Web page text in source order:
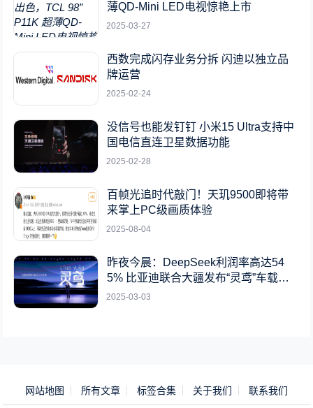
薄QD-Mini LED电视惊艳上市
2025-03-27
西数完成闪存业务分拆 闪迪以独立品
牌运营
2025-02-24
没信号也能发钉钉 小米15 Ultra支持中
国电信直连卫星数据功能
2025-02-28
百帧光追时代敲门！天玑9500即将带
来掌上PC级画质体验
2025-08-04
昨夜今晨：DeepSeek利润率高达54
5% 比亚迪联合大疆发布“灵鸢”车载无
人机系统
2025-03-03
网站地图 所有文章 标签合集 关于我们 联系我们